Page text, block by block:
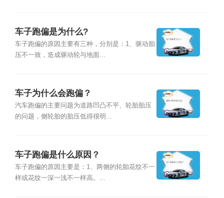
车子跑偏是为什么?
车子跑偏的原因主要有三种，分别是：1、驱动胎
压不一致，造成驱动轮与地面...
车子为什么会跑偏？
汽车跑偏的主要问题为道路凹凸不平、轮胎胎压
的问题，侧轮胎的胎压低得很明...
车子跑偏是什么原因？
车子跑偏的原因主要是：1、两侧的轮胎花纹不一
样或花纹一深一浅不一样高。...